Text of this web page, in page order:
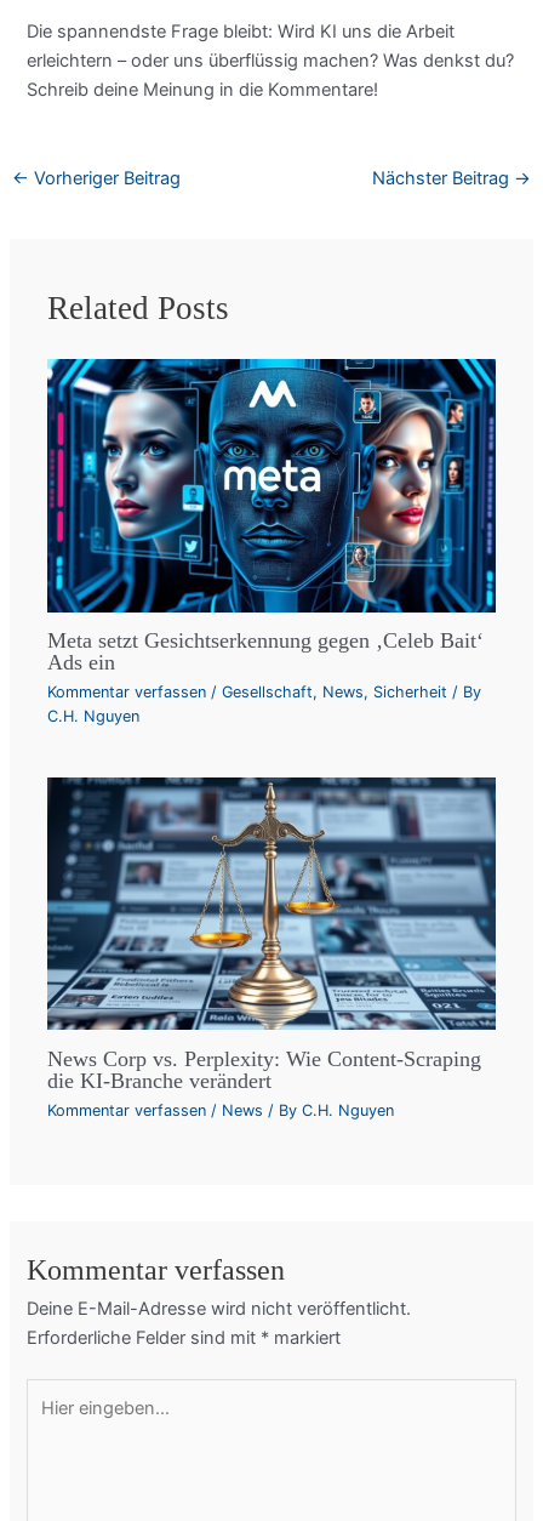
Die spannendste Frage bleibt: Wird KI uns die Arbeit
erleichtern – oder uns überflüssig machen? Was denkst du?
Schreib deine Meinung in die Kommentare!
← Vorheriger Beitrag Nächster Beitrag →
Related Posts
Meta setzt Gesichtserkennung gegen ‚Celeb Bait‘
Ads ein
Kommentar verfassen /Gesellschaft, News, Sicherheit / By
C.H. Nguyen
News Corp vs. Perplexity: Wie Content-Scraping
die KI-Branche verändert
Kommentar verfassen / News / ByC.H. Nguyen
Kommentar verfassen
Deine E-Mail-Adresse wird nicht veröffentlicht.
Erforderliche Felder sind mit * markiert
eingeben…